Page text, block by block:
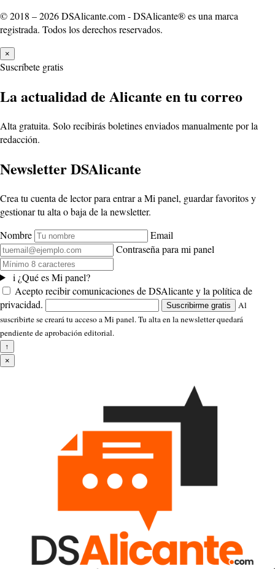
© 2018 – 2026 DSAlicante.com - DSAlicante® es una marca
registrada. Todos los derechos reservados.
×
Suscríbete gratis
La actualidad de Alicante en tu correo
Alta gratuita. Solo recibirás boletines enviados manualmente por la
redacción.
Newsletter DSAlicante
Crea tu cuenta de lector para entrar a Mi panel, guardar favoritos y
gestionar tu alta o baja de la newsletter.
Nombre
Email
Contraseña para mi panel
i ¿Qué es Mi panel?
Acepto recibir comunicaciones de DSAlicante y la política de
privacidad.
Suscribirme gratis
Al
suscribirte se creará tu acceso a Mi panel. Tu alta en la newsletter quedará
pendiente de aprobación editorial.
↑
×